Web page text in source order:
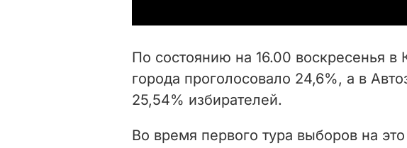
i
e
По состоянию на 16.00 воскресенья
города проголосовало 24,6%, а в
25,54% избирателей.
Во время первого тура выборов на